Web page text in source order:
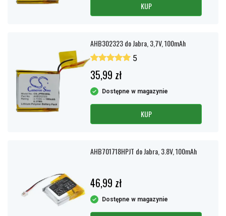
KUP
AHB302323 do Jabra, 3,7V, 100mAh
5
35,99 zł
Dostępne w magazynie
KUP
AHB701718HPJT do Jabra, 3.8V, 100mAh
46,99 zł
Dostępne w magazynie